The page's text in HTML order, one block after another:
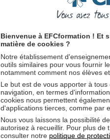
Bienvenue à EFCformation ! Et
matière de cookies ?
Notre établissement
outils similaires pour vous fournir
notamment comment nos élèves
Le but est de vous apporter à
navigation, en termes
cookies nous permettent
d'applications tierces, comme par
Nous vous laissons la possibilité
autorisez à recueillir. Pour plus de
consulter notre politique de